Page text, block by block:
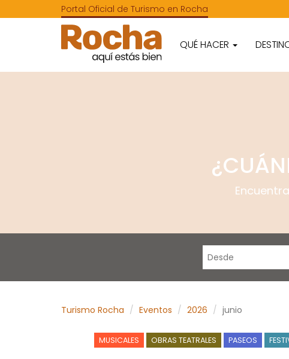
Portal Oficial de Turismo en Rocha
QUÉ HACER
Turismo Rocha Eventos 2026 junio
MUSICALES OBRAS TEATRALES PASEOS